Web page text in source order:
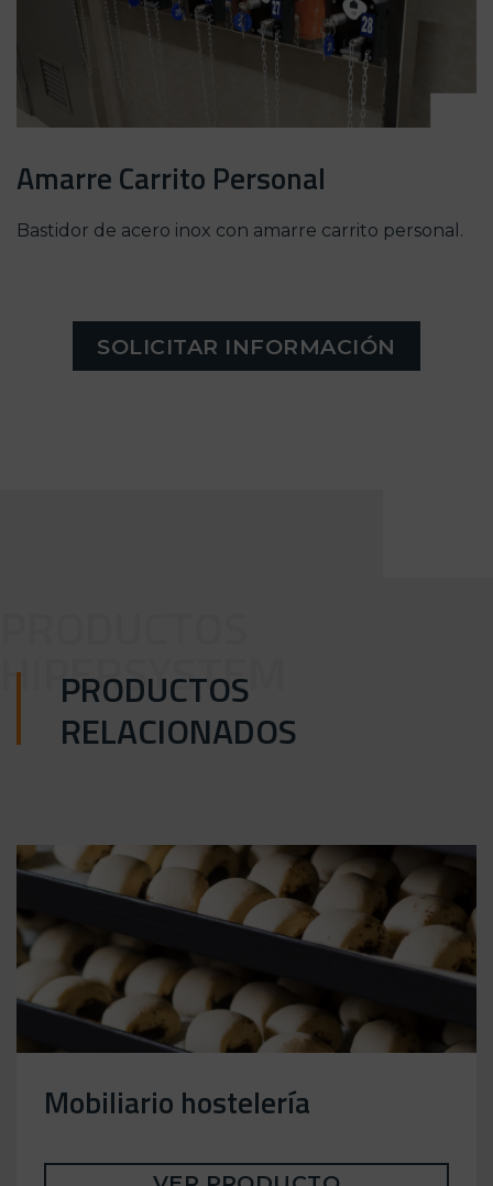
Amarre Carrito Personal
Bastidor de acero inox con amarre carrito personal.
SOLICITAR INFORMACIÓN
HIPERSYSTEM
PRODUCTOS
RELACIONADOS
Mobiliario hostelería